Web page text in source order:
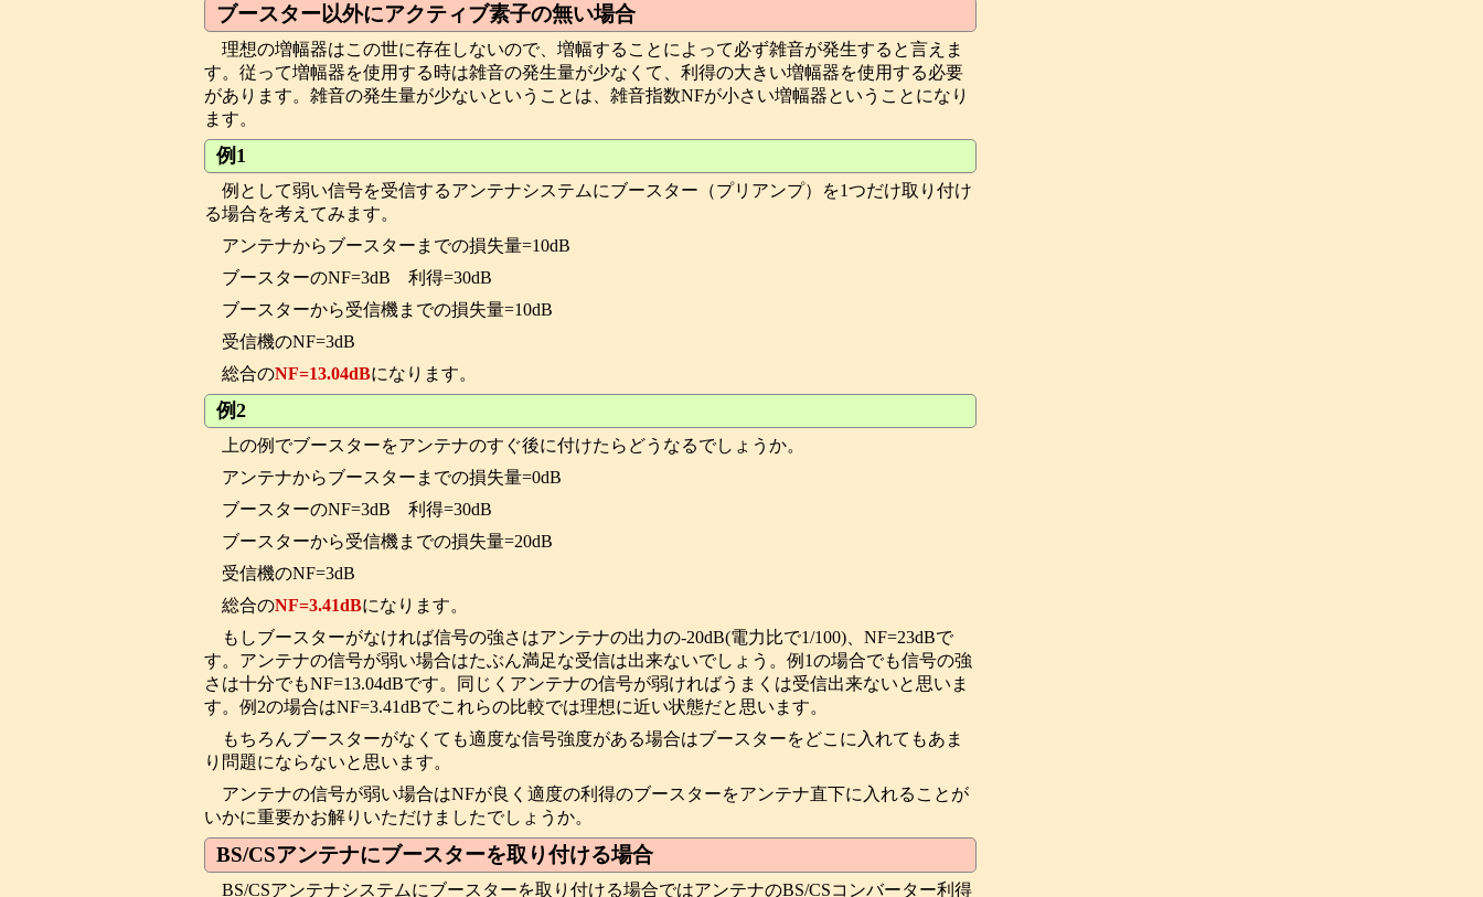
ブースター以外にアクティブ素子の無い場合
理想の増幅器はこの世に存在しないので、増幅することによって必ず雑音が発生すると言えま
す。従って増幅器を使用する時は雑音の発生量が少なくて、利得の大きい増幅器を使用する必要
があります。雑音の発生量が少ないということは、雑音指数NFが小さい増幅器ということになり
ます。
例1
例として弱い信号を受信するアンテナシステムにブースター（プリアンプ）を1つだけ取り付け
る場合を考えてみます。
アンテナからブースターまでの損失量=10dB
ブースターのNF=3dB 利得=30dB
ブースターから受信機までの損失量=10dB
受信機のNF=3dB
総合のNF=13.04dBになります。
例2
上の例でブースターをアンテナのすぐ後に付けたらどうなるでしょうか。
アンテナからブースターまでの損失量=0dB
ブースターのNF=3dB 利得=30dB
ブースターから受信機までの損失量=20dB
受信機のNF=3dB
総合のNF=3.41dBになります。
もしブースターがなければ信号の強さはアンテナの出力の-20dB(電力比で1/100)、NF=23dBで
す。アンテナの信号が弱い場合はたぶん満足な受信は出来ないでしょう。例1の場合でも信号の強
さは十分でもNF=13.04dBです。同じくアンテナの信号が弱ければうまくは受信出来ないと思いま
す。例2の場合はNF=3.41dBでこれらの比較では理想に近い状態だと思います。
もちろんブースターがなくても適度な信号強度がある場合はブースターをどこに入れてもあま
り問題にならないと思います。
アンテナの信号が弱い場合はNFが良く適度の利得のブースターをアンテナ直下に入れることが
いかに重要かお解りいただけましたでしょうか。
BS/CSアンテナにブースターを取り付ける場合
BS/CSアンテナシステムにブースターを取り付ける場合ではアンテナのBS/CSコンバーター利得